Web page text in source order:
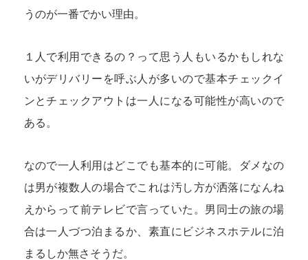
うのが一番でかい理由。
１人で利用できるの？って思う人もいるかもしれな
いがデリバリーを呼ぶ人が多いので基本チェックイ
ンとチェックアウトは一人になる可能性が高いので
ある。
なので一人利用はどこでも基本的に可能。ダメなの
は男が複数人の場合でこれは汚し方が洒落になんね
えからって前テレビで言っていた。男同士の旅の場
合は一人づつ泊まるか、素直にビジネスホテルに泊
まるしか無さそうだ。